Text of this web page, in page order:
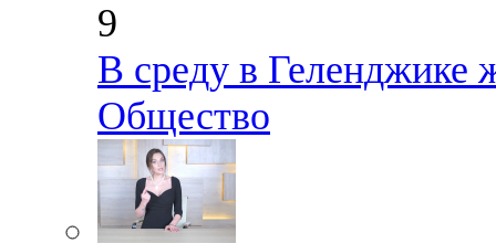
9
В среду в Геленджике
Общество